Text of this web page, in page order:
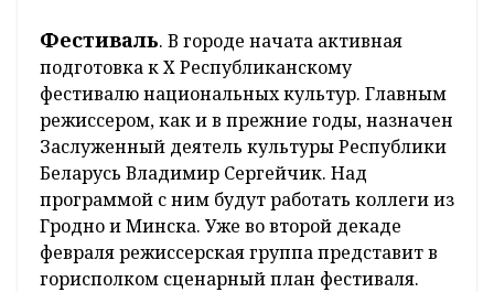
Фестиваль. В городе начата активная
подготовка к X Республиканскому
фестивалю национальных культур. Главным
режиссером, как и в прежние годы, назначен
Заслуженный деятель культуры Республики
Беларусь Владимир Сергейчик. Над
программой с ним будут работать коллеги из
Гродно и Минска. Уже во второй декаде
февраля режиссерская группа представит в
горисполком сценарный план фестиваля.